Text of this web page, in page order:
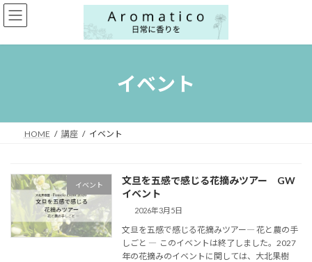
コ
ン
ン
ナ
ビ
ー
イベント
HOME 講座 イベント
イベント
文旦を五感で感じる花摘みツアー GW
イベント
2026年3月5日
文旦を五感で感じる花摘みツアー― 花と農の手
しごと ― このイベントは終了しました。2027
年の花摘みのイベントに関しては、大北果樹